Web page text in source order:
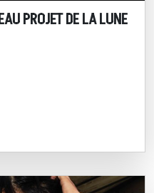
PROJET DE LA LUNE